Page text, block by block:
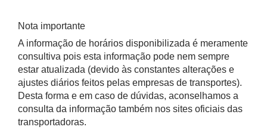
Nota importante
A informação de horários disponibilizada é meramente
consultiva pois esta informação pode nem sempre
estar atualizada (devido às constantes alterações e
ajustes diários feitos pelas empresas de transportes).
Desta forma e em caso de dúvidas, aconselhamos a
consulta da informação também nos sites oficiais das
transportadoras.